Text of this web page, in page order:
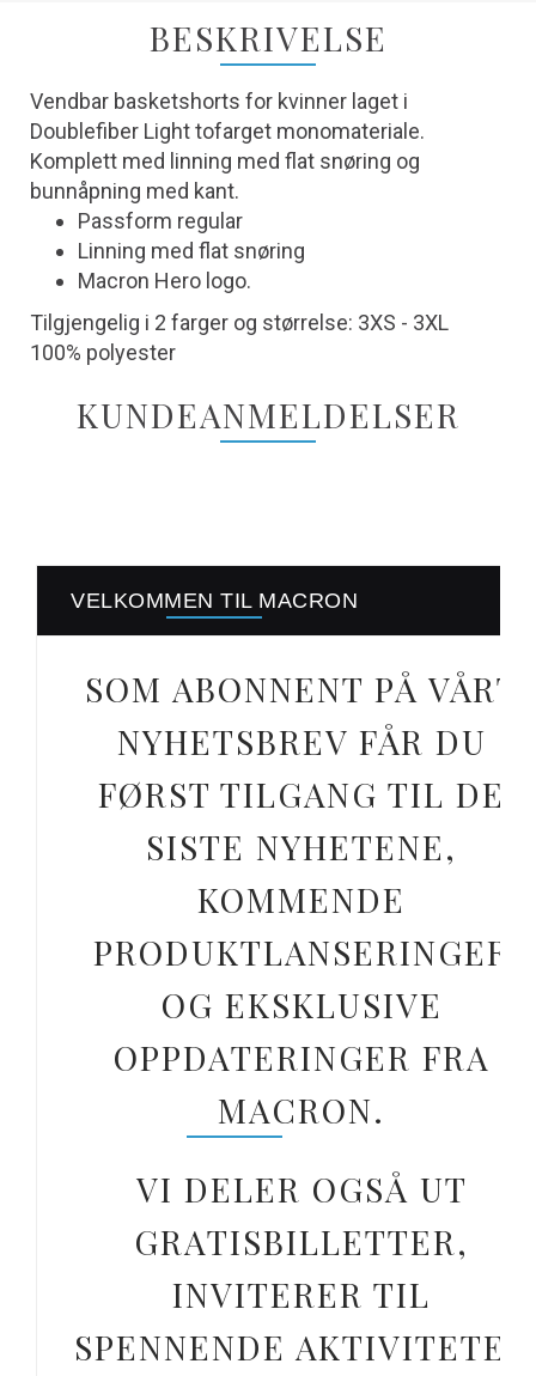
BESKRIVELSE
Vendbar basketshorts for kvinner laget i
Doublefiber Light tofarget monomateriale.
Komplett med linning med flat snøring og
bunnåpning med kant.
Passform regular
Linning med flat snøring
Macron Hero logo.
Tilgjengelig i 2 farger og størrelse: 3XS - 3XL
100% polyester
KUNDEANMELDELSER
VELKOMMEN TIL MACRON
SOM ABONNENT PÅ VÅRT
NYHETSBREV FÅR DU
FØRST TILGANG TIL DE
SISTE NYHETENE,
KOMMENDE
PRODUKTLANSERINGER
OG EKSKLUSIVE
OPPDATERINGER FRA
MACRON.
VI DELER OGSÅ UT
GRATISBILLETTER,
INVITERER TIL
SPENNENDE AKTIVITETER